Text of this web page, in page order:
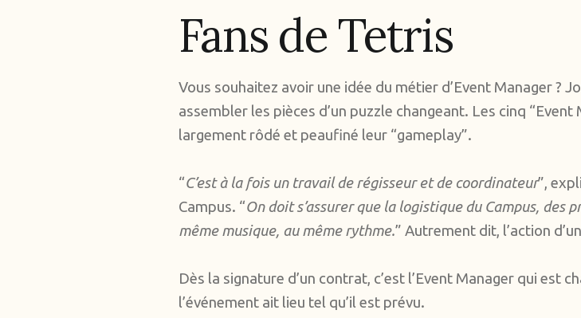
Fans de Tetris
Vous souhaitez avoir une idée du métier d’Event Manager ?
assembler les pièces d’un puzzle changeant. Les cinq
largement rôdé et peaufiné leur “gameplay”.
“C’est à la fois un travail de régisseur et de coordinateur”,
Campus. “On doit s’assurer que la logistique du Campus,
même musique, au même rythme.” Autrement dit, l’action
Dès la signature d’un contrat, c’est l’Event Manager qui
l’événement ait lieu tel qu’il est prévu.